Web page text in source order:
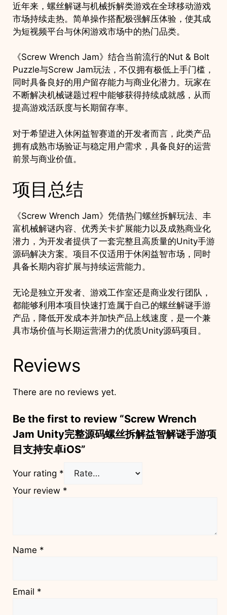
近年来，螺丝解谜与机械拆解类游戏在全球移动游戏
市场持续走热。简单操作搭配极强解压体验，使其成
为短视频平台与休闲游戏市场中的热门品类。
《Screw Wrench Jam》结合当前流行的Nut & Bolt
Puzzle与Screw Jam玩法，不仅拥有极低上手门槛，
同时具备良好的用户留存能力与商业化潜力。玩家在
不断解决机械谜题过程中能够获得持续成就感，从而
提高游戏活跃度与长期留存率。
对于希望进入休闲益智赛道的开发者而言，此类产品
拥有成熟市场验证与稳定用户需求，具备良好的运营
前景与商业价值。
项目总结
《Screw Wrench Jam》凭借热门螺丝拆解玩法、丰
富机械解谜内容、优秀关卡扩展能力以及成熟商业化
潜力，为开发者提供了一套完整且高质量的Unity手游
源码解决方案。项目不仅适用于休闲益智市场，同时
具备长期内容扩展与持续运营能力。
无论是独立开发者、游戏工作室还是商业发行团队，
都能够利用本项目快速打造属于自己的螺丝解谜手游
产品，降低开发成本并加快产品上线速度，是一个兼
具市场价值与长期运营潜力的优质Unity源码项目。
Reviews
There are no reviews yet.
Be the first to review “Screw Wrench
Jam Unity完整源码螺丝拆解益智解谜手游项
目支持安卓iOS”
Your rating *
Your review *
Name *
Email *